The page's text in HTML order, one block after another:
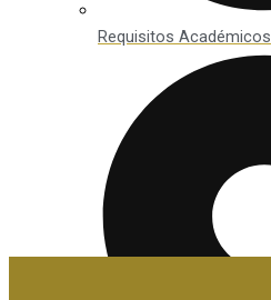
Requisitos Académicos